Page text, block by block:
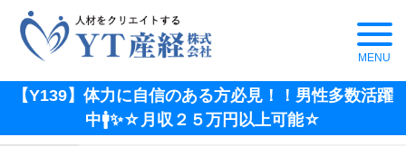
【Y139】体力に自信のある方必見！！男性多数活躍
中🚹✨☆月収２５万円以上可能☆